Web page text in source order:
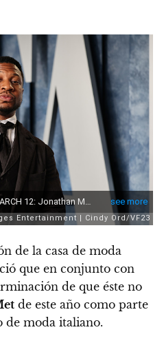
de la casa de moda
que en conjunto con
de que éste no
de este año como parte
de moda italiano.